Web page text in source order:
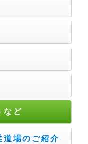
など
道場のご紹介